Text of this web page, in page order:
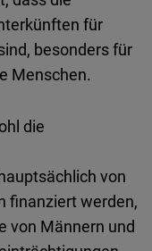
für
besonders für
Menschen.
die
von
finanziert werden,
von Männern und